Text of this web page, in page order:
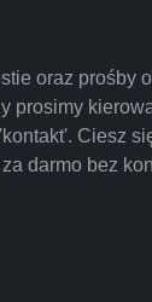
oraz prośby
prosimy
Ciesz
darmo bez